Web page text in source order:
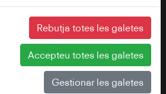
Rebutja totes les galetes
Accepteu totes les galetes
Gestionar les galetes